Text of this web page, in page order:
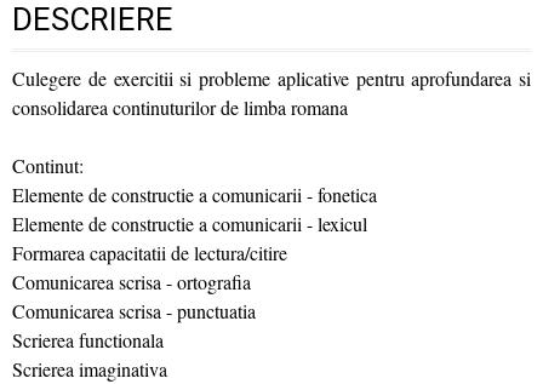
DESCRIERE
Culegere de exercitii si probleme aplicative pentru aprofundarea si
consolidarea continuturilor de limba romana
Continut:
Elemente de constructie a comunicarii - fonetica
Elemente de constructie a comunicarii - lexicul
Formarea capacitatii de lectura/citire
Comunicarea scrisa - ortografia
Comunicarea scrisa - punctuatia
Scrierea functionala
Scrierea imaginativa